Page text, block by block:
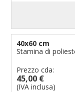
40x60 cm
Stamina di
Prezzo cda:
45,00 €
(IVA inclusa)